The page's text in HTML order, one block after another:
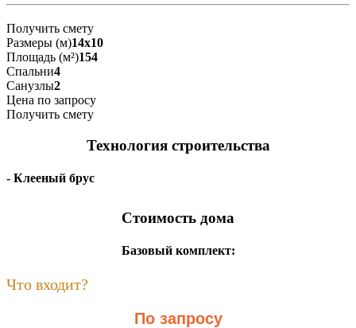
Получить смету
Размеры (м)14х10
Площадь (м²)154
Спальни4
Санузлы2
Цена по запросу
Получить смету
Технология строительства
- Клееный брус
Стоимость дома
Базовый комплект:
Что входит?
По запросу